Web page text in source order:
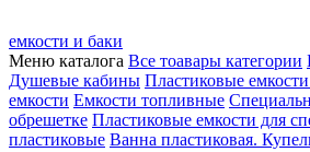
емкости и баки
Меню каталога Все тоавары категории
Душевые кабины Пластиковые
емкости Емкости топливные
обрешетке Пластиковые емкости для
пластиковые Ванна пластиковая.